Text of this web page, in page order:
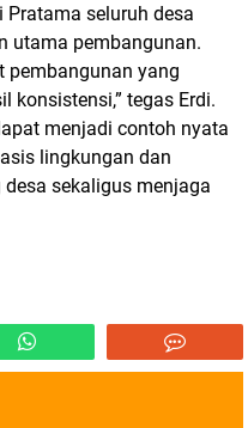
seluruh desa
utama pembangunan.
pembangunan yang
konsistensi,” tegas Erdi.
menjadi contoh nyata
lingkungan dan
sekaligus menjaga